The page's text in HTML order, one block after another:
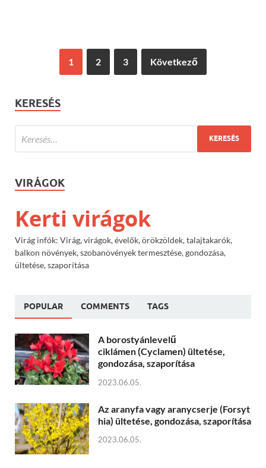
1 2 3 Következő
KERESÉS
VIRÁGOK
Kerti virágok
Virág infók: Virág, virágok, évelők, örökzöldek, talajtakarók,
balkon növények, szobanövények termesztése, gondozása,
ültetése, szaporítása
POPULAR COMMENTS TAGS
A borostyánlevelű
ciklámen (Cyclamen) ültetése,
gondozása, szaporítása
2023.06.05.
Az aranyfa vagy aranycserje (Forsyt
hia) ültetése, gondozása, szaporítása
2023.06.05.